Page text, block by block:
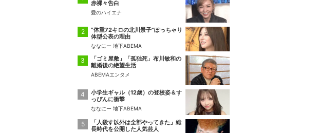
赤裸々告白
愛のハイエナ
“体重72キロの北川景子”ぽっちゃり
体型公表の理由
ななにー 地下ABEMA
「ゴミ屋敷」「孤独死」布川敏和の
離婚後の絶望生活
ABEMAエンタメ
小学生ギャル（12歳）の登校姿＆す
っぴんに衝撃
ななにー 地下ABEMA
「人殺す以外は全部やってきた」総
長時代を公開した人気芸人